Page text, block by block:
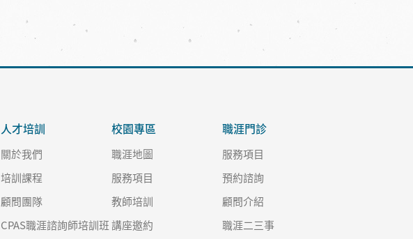
人才培訓
關於我們
培訓課程
顧問團隊
CPAS職涯諮詢師培訓班
校園專區
職涯地圖
服務項目
教師培訓
講座邀約
職涯門診
服務項目
預約諮詢
顧問介紹
職涯二三事